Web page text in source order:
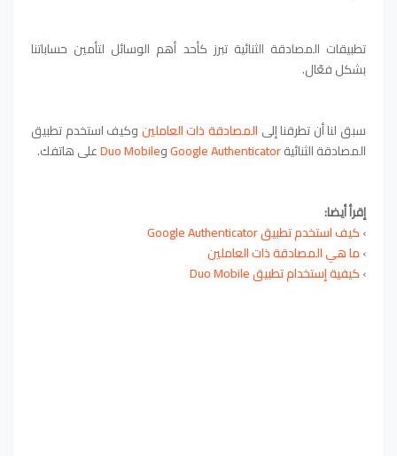
تطبيقات المصادقة الثنائية تبرز كأحد أهم الوسائل لتأمين حساباتنا
بشكل فعّال.
سبق لنا أن تطرقنا إلى المصادقة ذات العاملينوكيف استخدم تطبيق
المصادقة الثنائيةGoogle AuthenticatorوDuo Mobileعلى هاتفك.
إقرأ أيضا:
›كيف استخدم تطبيق Google Authenticator
›ما هي المصادقة ذات العاملين
›كيفية إستخدام تطبيق Duo Mobile